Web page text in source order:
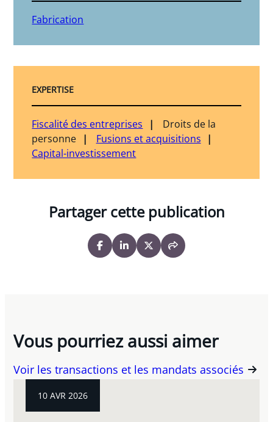
Fabrication
EXPERTISE
Fiscalité des entreprises
Droits de la
personne
Fusions et acquisitions
Capital-investissement
Partager cette publication
Vous pourriez aussi aimer
Voir les transactions et les mandats associés
10 AVR 2026